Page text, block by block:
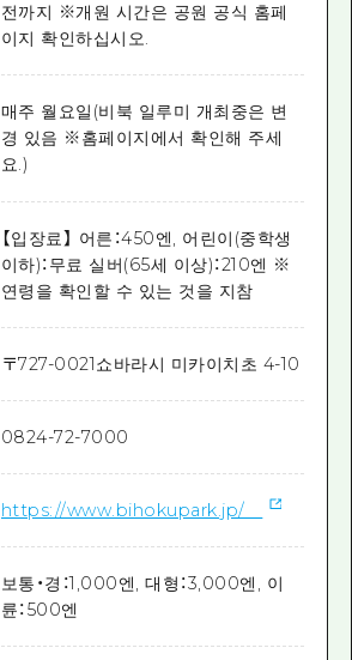
전까지 ※개원 시간은 공원 공식 홈페
이지 확인하십시오.
매주 월요일(비북 일루미 개최중은 변
경 있음 ※홈페이지에서 확인해 주세
요.)
【입장료】 어른：450엔, 어린이(중학생
이하)：무료 실버(65세 이상)：210엔 ※
연령을 확인할 수 있는 것을 지참
〒727-0021쇼바라시 미카이치초 4-10
0824-72-7000
https://www.bihokupark.jp/
보통・경：1,000엔, 대형：3,000엔, 이
륜：500엔